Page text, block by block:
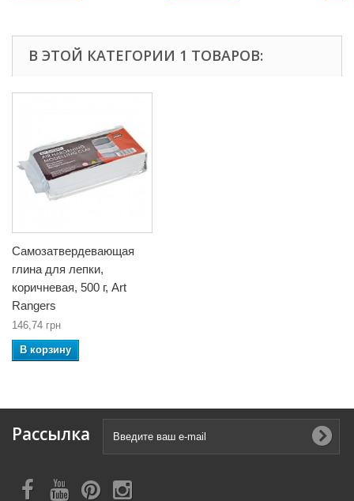
В ЭТОЙ КАТЕГОРИИ 1 ТОВАРОВ:
Самозатвердевающая
глина для лепки,
коричневая, 500 г, Art
Rangers
146,74 грн
В корзину
Рассылка